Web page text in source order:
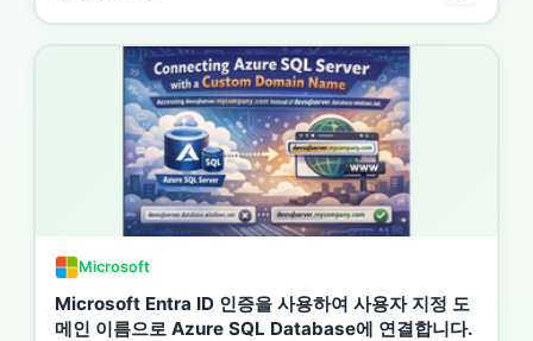
Microsoft
Microsoft Entra ID 인증을 사용하여 사용자 지정 도
메인 이름으로 Azure SQL Database에 연결합니다.